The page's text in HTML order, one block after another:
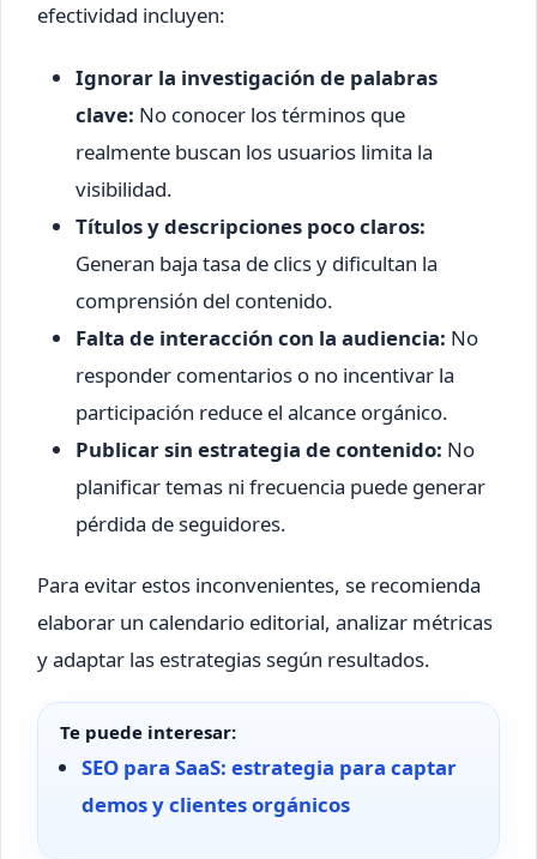
efectividad incluyen:
Ignorar la investigación de palabras
clave: No conocer los términos que
realmente buscan los usuarios limita la
visibilidad.
Títulos y descripciones poco claros:
Generan baja tasa de clics y dificultan la
comprensión del contenido.
Falta de interacción con la audiencia: No
responder comentarios o no incentivar la
participación reduce el alcance orgánico.
Publicar sin estrategia de contenido: No
planificar temas ni frecuencia puede generar
pérdida de seguidores.
Para evitar estos inconvenientes, se recomienda
elaborar un calendario editorial, analizar métricas
y adaptar las estrategias según resultados.
Te puede interesar:
SEO para SaaS: estrategia para captar
demos y clientes orgánicos